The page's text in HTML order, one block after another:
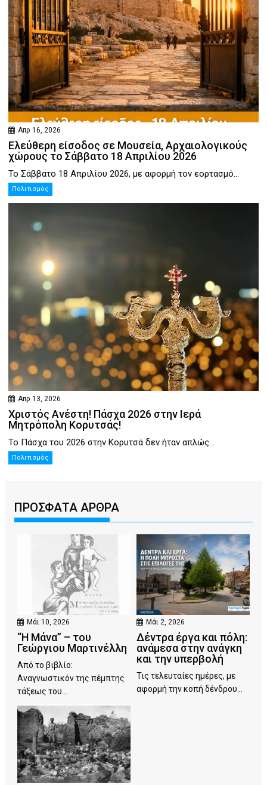
Απρ 16, 2026
Ελεύθερη είσοδος σε Μουσεία, Αρχαιολογικούς
χώρους το Σάββατο 18 Απριλίου 2026
Το Σάββατο 18 Απριλίου 2026, με αφορμή τον εορτασμό...
Πολιτισμός
Απρ 13, 2026
Χριστός Ανέστη! Πάσχα 2026 στην Ιερά
Μητρόπολη Κορυτσάς!
Το Πάσχα του 2026 στην Κορυτσά δεν ήταν απλώς...
Πολιτισμός
ΠΡΟΣΦΑΤΑ ΑΡΘΡΑ
Μάι 10, 2026
“Η Μάνα” – του
Γεώργιου Μαρτινέλλη
Από το βιβλίο:
Αναγνωστικόν της πέμπτης
τάξεως του...
Μάι 2, 2026
Δέντρα έργα και πόλη:
ανάμεσα στην ανάγκη
και την υπερβολή
Τις τελευταίες ημέρες, με
αφορμή την κοπή δένδρου...